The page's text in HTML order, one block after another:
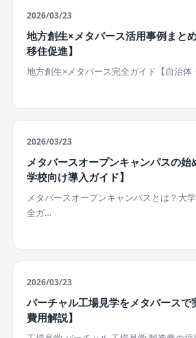
2026/03/23
地方創生×メタバース活用事例まと
移住促進】
地方創生×メタバース完全ガイド【自治
2026/03/23
メタバースオープンキャンパスの始
学校向け導入ガイド】
メタバースオープンキャンパスとは？大
全ガ…
2026/03/23
バーチャル工場見学をメタバースで
費用解説】